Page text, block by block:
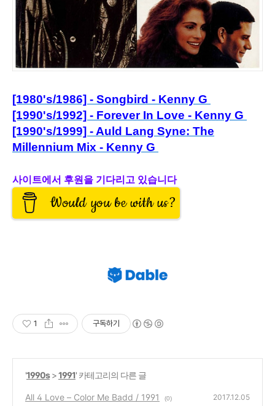
[1980's/1986] - Songbird - Kenny G
[1990's/1992] - Forever In Love - Kenny G
[1990's/1999] - Auld Lang Syne: The
Millennium Mix - Kenny G
사이트에서 후원을 기다리고 있습니다
Would you be with us?
1 구독하기
'1990s>1991' 카테고리의 다른 글
All 4 Love – Color Me Badd / 1991 (0) 2017.12.05